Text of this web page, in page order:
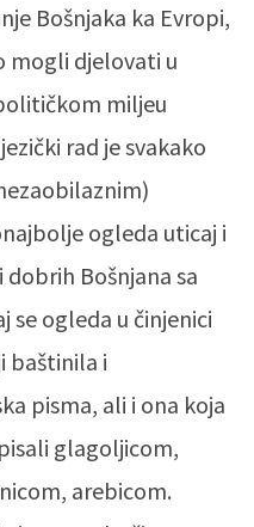
Bošnjaka ka Evropi,
mogli djelovati u
miljeu
rad je svakako
ogleda uticaj i
Bošnjana sa
se ogleda u činjenici
baštinila i
pisma, ali i ona koja
glagoljicom,
arebicom.